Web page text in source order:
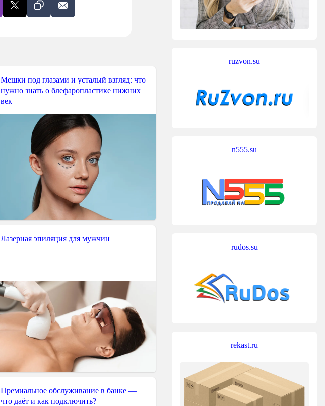
Мешки под глазами и усталый взгляд: что
нужно знать о блефаропластике нижних
век
Лазерная эпиляция для мужчин
Премиальное обслуживание в банке —
что даёт и как подключить?
ruzvon.su
n555.su
rudos.su
rekast.ru